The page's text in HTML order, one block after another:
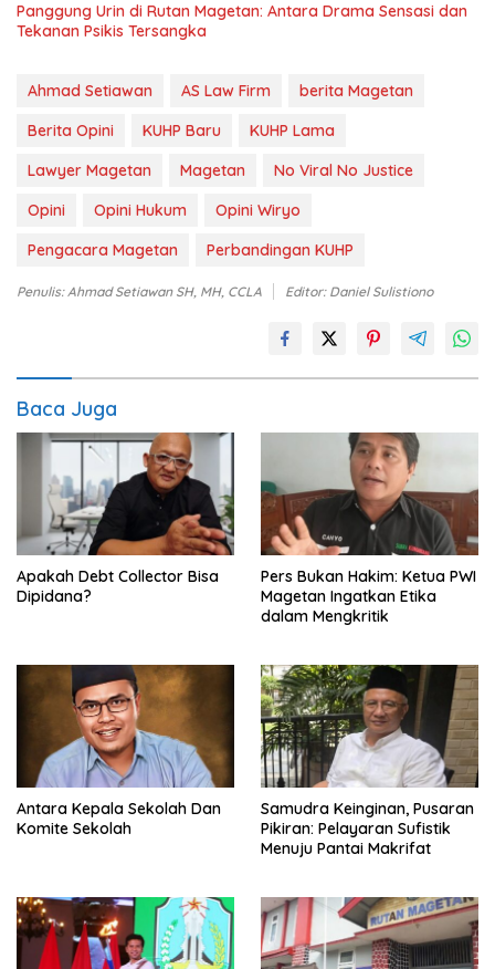
Panggung Urin di Rutan Magetan: Antara Drama Sensasi dan
Tekanan Psikis Tersangka
Ahmad Setiawan AS Law Firm
berita Magetan
Berita Opini
KUHP Baru
KUHP Lama
Lawyer Magetan
Magetan
No Viral No Justice
Opini
Opini Hukum
Opini Wiryo
Pengacara Magetan
Perbandingan KUHP
Penulis: Ahmad Setiawan SH, MH, CCLA Editor: Daniel Sulistiono
Baca Juga
Apakah Debt Collector Bisa
Dipidana?
Pers Bukan Hakim: Ketua PWI
Magetan Ingatkan Etika
dalam Mengkritik
Antara Kepala Sekolah Dan
Komite Sekolah
Samudra Keinginan, Pusaran
Pikiran: Pelayaran Sufistik
Menuju Pantai Makrifat